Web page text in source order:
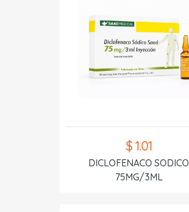
$ 1.01
DICLOFENACO SODICO
75MG/3ML